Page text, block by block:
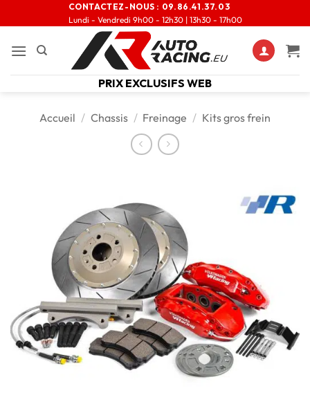
CONTACTEZ-NOUS : 09.86.41.37.03
Lundi - Vendredi 9h00 - 12h30 | 13h30 - 17h00
PRIX EXCLUSIFS WEB
Accueil / Chassis / Freinage / Kits gros frein